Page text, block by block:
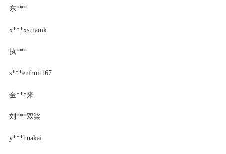
东***
x***xsmamk
执***
s***enfruit167
金***来
刘***双桨
y***huakai